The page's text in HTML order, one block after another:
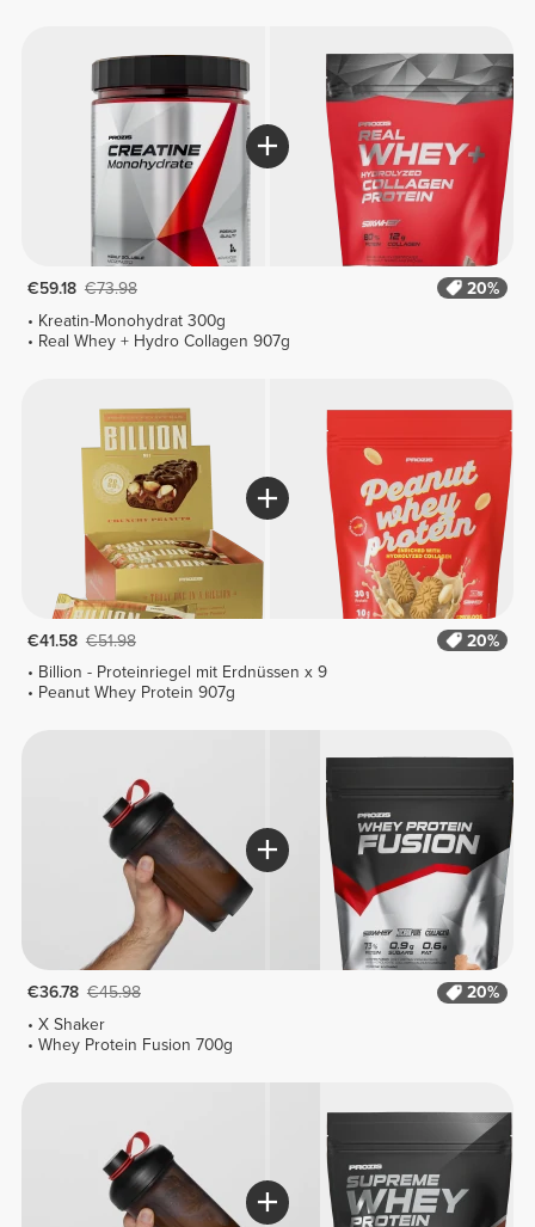
€59.18 €73.98
20%
Kreatin-Monohydrat 300g
Real Whey + Hydro Collagen 907g
€41.58 €51.98
20%
Billion - Proteinriegel mit Erdnüssen x 9
Peanut Whey Protein 907g
€36.78 €45.98
20%
X Shaker
Whey Protein Fusion 700g